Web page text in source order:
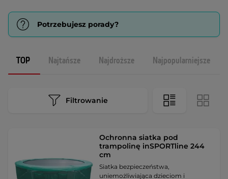
Potrzebujesz porady?
TOP Najtańsze Najdroższe Najpopularniejsze
Filtrowanie
Ochronna siatka pod
trampolinę inSPORTline 244
cm
Siatka bezpieczeństwa,
uniemożliwiająca dzieciom i